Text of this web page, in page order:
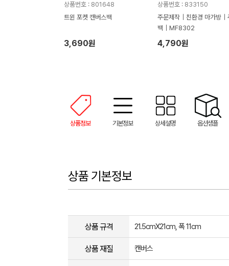
상품번호 : 801648
트윈 포켓 캔버스백
3,690원
상품번호 : 833150
주문제작｜친환경 마가방｜
백｜MF8302
4,790원
상품정보 기본정보 상세설명 옵션샘플
상품 기본정보
상품 규격 21.5cmX21cm, 폭 11cm
상품 재질 캔버스